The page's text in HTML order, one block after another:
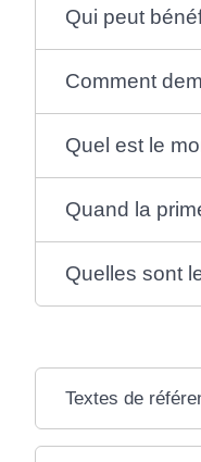
Qui peut
Comment
Quel est le
Quand la
Quelles sont
Textes de